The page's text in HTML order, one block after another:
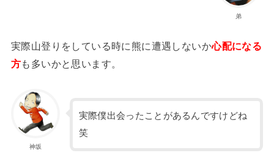
弟
実際山登りをしている時に熊に遭遇しないか心配になる
方も多いかと思います。
神坂
実際僕出会ったことがあるんですけどね
笑